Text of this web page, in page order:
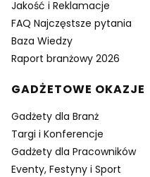
Jakość i Reklamacje
FAQ Najczęstsze pytania
Baza Wiedzy
Raport branżowy 2026
GADŻETOWE OKAZJE
Gadżety dla Branż
Targi i Konferencje
Gadżety dla Pracowników
Eventy, Festyny i Sport